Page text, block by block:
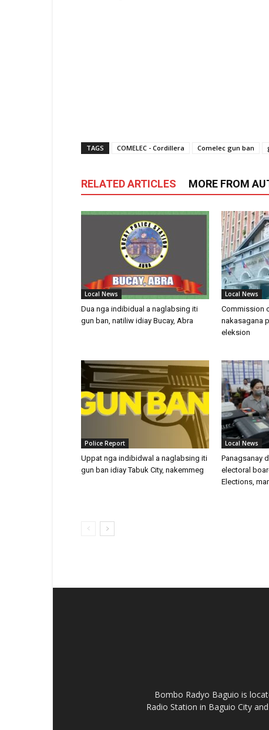
TAGS COMELEC - Cordillera Comelec gun ban
RELATED ARTICLES MORE FROM
Local News
Dua nga indibidual a naglabsing iti
gun ban, natiliw idiay Bucay, Abra
Local News
Commission
nakasagana
eleksion
Police Report
Uppat nga indibidwal a naglabsing iti
gun ban idiay Tabuk City, nakemmeg
Local News
Panagsanay
electoral
Elections,
Bombo Radyo Baguio is
Radio Station in Baguio City